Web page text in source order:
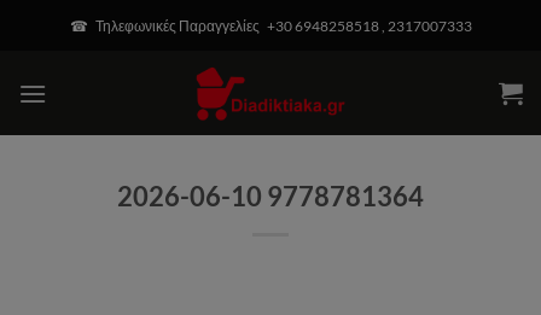
☎ Τηλεφωνικές Παραγγελίες +30 6948258518 , 2317007333
2026-06-10 9778781364